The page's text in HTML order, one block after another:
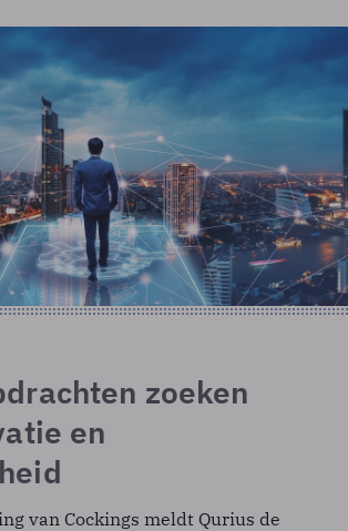
zoeken
en
van Cockings meldt Qurius de